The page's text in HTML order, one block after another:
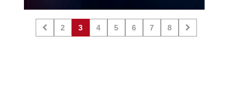
2 3 4 5 6 7 8